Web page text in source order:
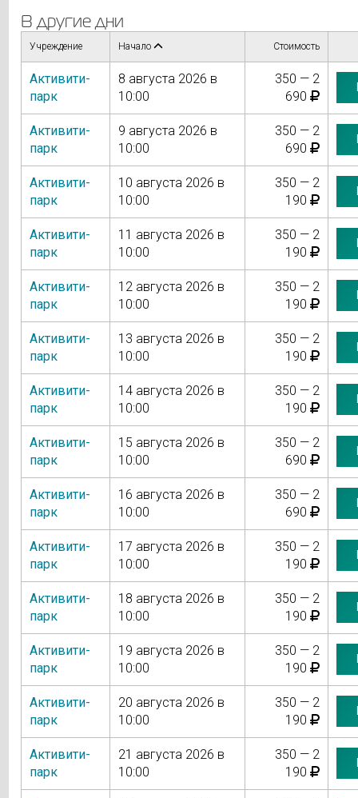
В другие дни
Учреждение Начало Стоимость
Активити-
парк
8 августа 2026 в
10:00
350 — 2
690
Активити-
парк
9 августа 2026 в
10:00
350 — 2
690
Активити-
парк
10 августа 2026 в
10:00
350 — 2
190
Активити-
парк
11 августа 2026 в
10:00
350 — 2
190
Активити-
парк
12 августа 2026 в
10:00
350 — 2
190
Активити-
парк
13 августа 2026 в
10:00
350 — 2
190
Активити-
парк
14 августа 2026 в
10:00
350 — 2
190
Активити-
парк
15 августа 2026 в
10:00
350 — 2
690
Активити-
парк
16 августа 2026 в
10:00
350 — 2
690
Активити-
парк
17 августа 2026 в
10:00
350 — 2
190
Активити-
парк
18 августа 2026 в
10:00
350 — 2
190
Активити-
парк
19 августа 2026 в
10:00
350 — 2
190
Активити-
парк
20 августа 2026 в
10:00
350 — 2
190
Активити-
парк
21 августа 2026 в
10:00
350 — 2
190